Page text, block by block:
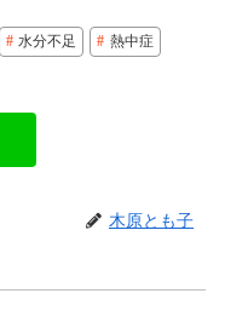
水分不足
熱中症
木原とも子